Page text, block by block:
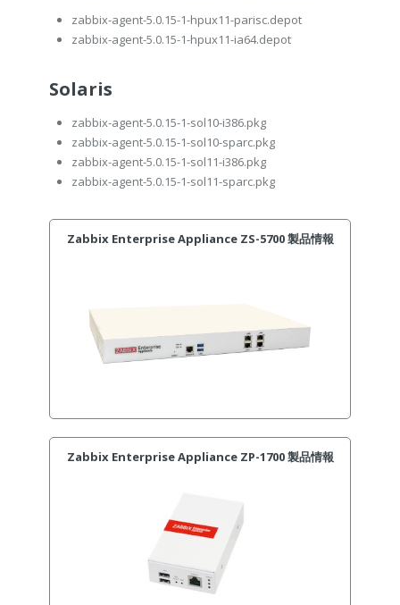
zabbix-agent-5.0.15-1-hpux11-parisc.depot
zabbix-agent-5.0.15-1-hpux11-ia64.depot
Solaris
zabbix-agent-5.0.15-1-sol10-i386.pkg
zabbix-agent-5.0.15-1-sol10-sparc.pkg
zabbix-agent-5.0.15-1-sol11-i386.pkg
zabbix-agent-5.0.15-1-sol11-sparc.pkg
Zabbix Enterprise Appliance ZS-5700 製品情報
Zabbix Enterprise Appliance ZP-1700 製品情報